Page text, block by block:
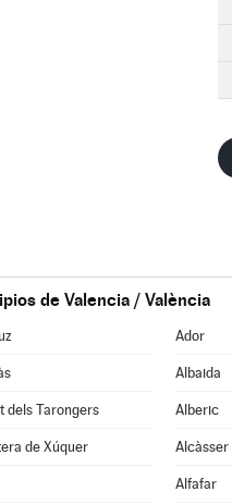
de Valencia / València
Ador
Albaida
dels Tarongers Alberic
de Xúquer Alcàsser
Alfafar